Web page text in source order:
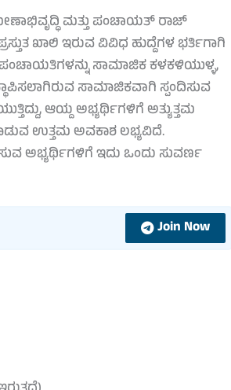
ಮತ್ತು ಪಂಚಾಯತ್ ರಾಜ್
ಖಾಲಿ ಇರುವ ವಿವಿಧ ಹುದ್ದೆಗಳ ಭರ್ತಿಗಾಗಿ
ಸಾಮಾಜಿಕ ಕಳಕಳಿಯುಳ್ಳ,
ಸಾಮಾಜಿಕವಾಗಿ ಸ್ಪಂದಿಸುವ
ಆಯ್ದ ಅಭ್ಯರ್ಥಿಗಳಿಗೆ ಅತ್ಯುತ್ತಮ
ಉತ್ತಮ ಅವಕಾಶ ಲಭ್ಯವಿದೆ.
ಅಭ್ಯರ್ಥಿಗಳಿಗೆ ಇದು ಒಂದು ಸುವರ್ಣ
Join Now